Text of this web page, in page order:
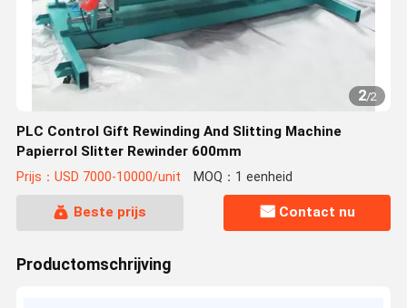
2/2
PLC Control Gift Rewinding And Slitting Machine
Papierrol Slitter Rewinder 600mm
Prijs：USD 7000-10000/unit MOQ：1 eenheid
Beste prijs Contact nu
Productomschrijving